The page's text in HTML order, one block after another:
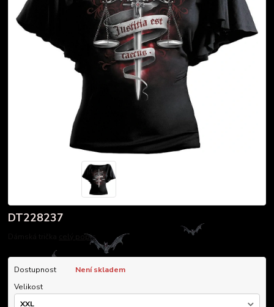
DT228237
celý popis
Dostupnost
Není skladem
Velikost